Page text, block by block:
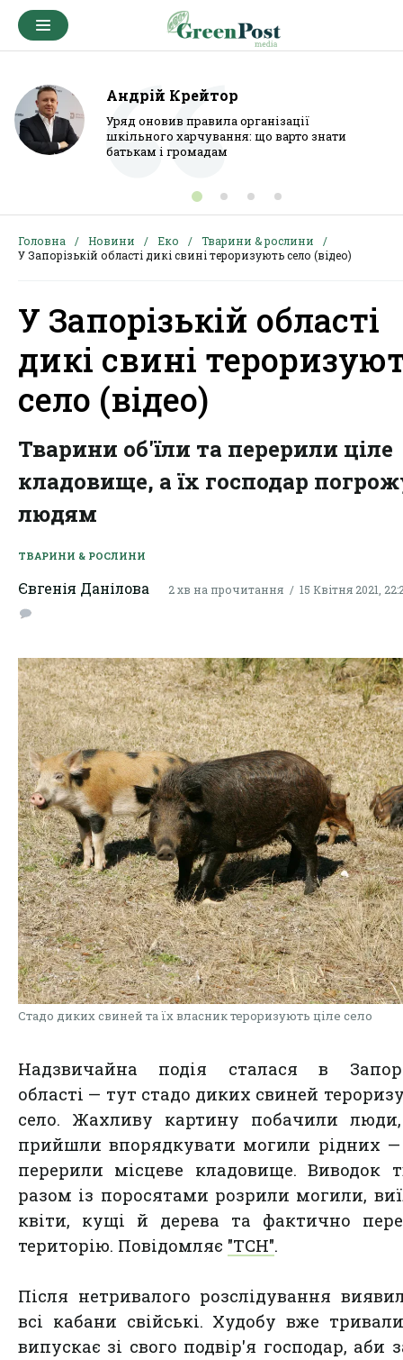
Андрій Крейтор
Уряд оновив правила організації
шкільного харчування: що варто знати
батькам і громадам
Головна Новини Еко
Тварини & рослини
У Запорізькій області дикі свині тероризують село (відео)
У Запорізькій області
дикі свині
село (відео)
Тварини об'їли та перерили ціле
кладовище, а їх господар
людям
ТВАРИНИ & РОСЛИНИ
Євгенія Данілова 2 хв на прочитання 15 Квітня 2021,
Стадо диких свиней та їх власник тероризують ціле село
Надзвичайна подія сталася в
області — тут стадо диких свиней
село. Жахливу картину побачили
прийшли впорядкувати могили рідних —
перерили місцеве кладовище. Виводок
разом із поросятами розрили могили,
квіти, кущі й дерева та фактично
територію. Повідомляє "ТСН".
Після нетривалого розслідування
всі кабани свійські. Худобу вже
випускає зі свого подвір'я господар, аби